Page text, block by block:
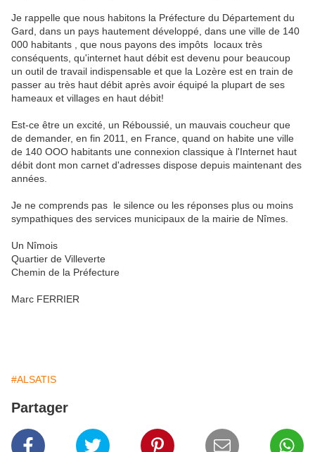
Je rappelle que nous habitons la Préfecture du Département du
Gard, dans un pays hautement développé, dans une ville de 140
000 habitants , que nous payons des impôts locaux très
conséquents, qu'internet haut débit est devenu pour beaucoup
un outil de travail indispensable et que la Lozère est en train de
passer au très haut débit après avoir équipé la plupart de ses
hameaux et villages en haut débit!
Est-ce être un excité, un Réboussié, un mauvais coucheur que
de demander, en fin 2011, en France, quand on habite une ville
de 140 OOO habitants une connexion classique à l'Internet haut
débit dont mon carnet d'adresses dispose depuis maintenant des
années.
Je ne comprends pas le silence ou les réponses plus ou moins
sympathiques des services municipaux de la mairie de Nîmes.
Un Nîmois
Quartier de Villeverte
Chemin de la Préfecture
Marc FERRIER
#ALSATIS
Partager